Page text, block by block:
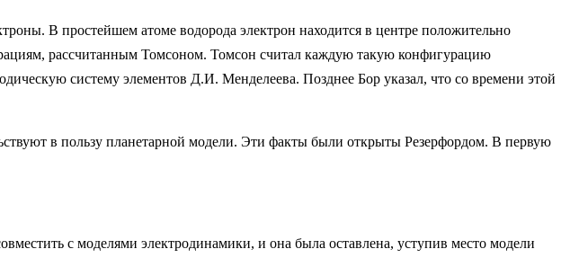
В простейшем атоме водорода электрон находится в центре положительно
рассчитанным Томсоном. Томсон считал каждую такую конфигурацию
систему элементов Д.И. Менделеева. Позднее Бор указал, что со времени этой
в пользу планетарной модели. Эти факты были открыты Резерфордом. В первую
с моделями электродинамики, и она была оставлена, уступив место модели